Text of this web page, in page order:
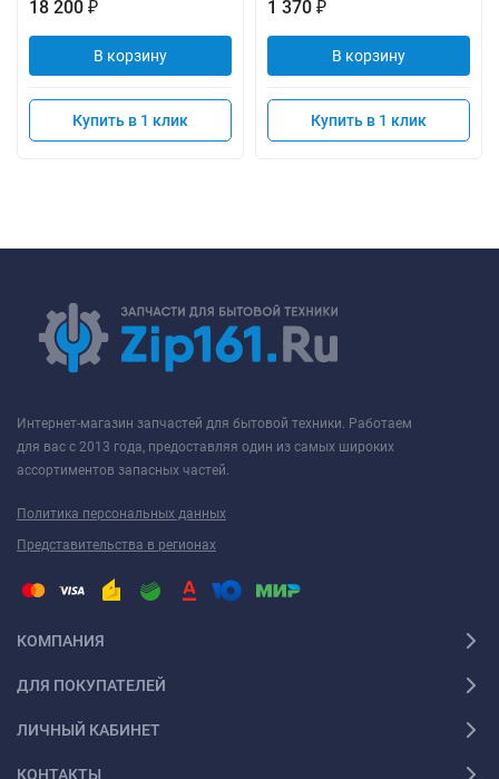
18 200 ₽
В корзину
Купить в 1 клик
1 370 ₽
В корзину
Купить в 1 клик
Интернет-магазин запчастей для бытовой техники. Работаем
для вас с 2013 года, предоставляя один из самых широких
ассортиментов запасных частей.
Политика персональных данных
Представительства в регионах
КОМПАНИЯ
ДЛЯ ПОКУПАТЕЛЕЙ
ЛИЧНЫЙ КАБИНЕТ
КОНТАКТЫ